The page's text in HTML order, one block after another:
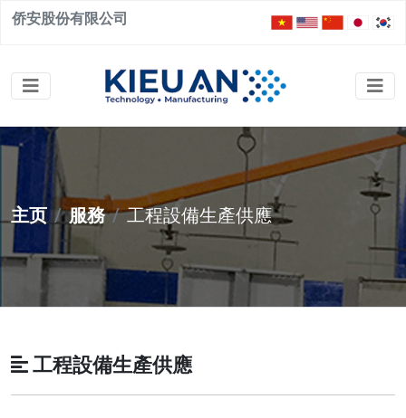
侨安股份有限公司
主页 服務 工程設備生產供應
工程設備生產供應